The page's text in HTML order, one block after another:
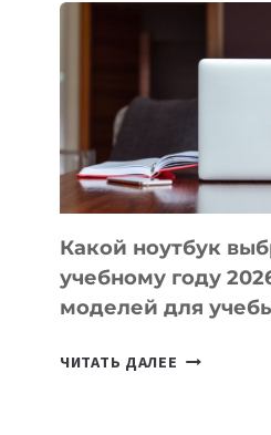
ПОМОГАЮТ
СОЗДАВАТЬ
БЕЗ
СЛОЖНОГО
КОДА
Какой ноутбук
учебному году
моделей для
ЧИТАТЬ ДАЛЕЕ КАКОЙ